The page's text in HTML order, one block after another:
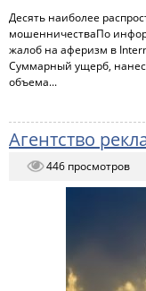
Десять наиболее
мошенничестваПо
жалоб на аферизм в
Суммарный ущерб,
объема...
Агентство
446 просмотров